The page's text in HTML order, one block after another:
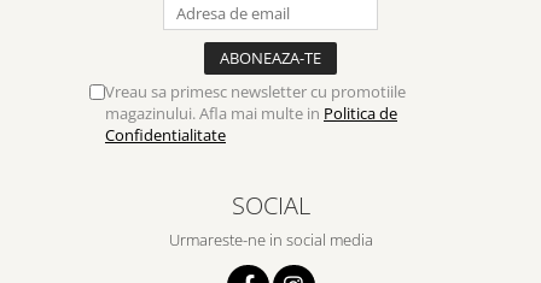
Vreau sa primesc newsletter cu promotiile
magazinului. Afla mai multe in Politica de
Confidentialitate
SOCIAL
Urmareste-ne in social media